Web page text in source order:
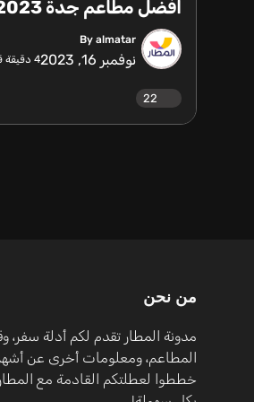
افضل مطاعم جدة 2023
By almatar
نوفمبر 16, 2023 4 دقيقة
من نحن
مدونة المطار تقدم لكم أدلة سفر،
المطاعم، ومعلومات أخرى عن
خططوا لعطلتكم القادمة مع